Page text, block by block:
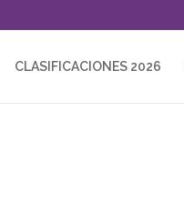
CLASIFICACIONES 2026